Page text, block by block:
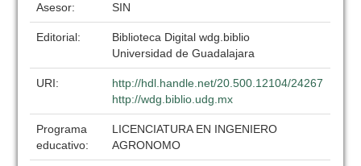
Asesor: SIN
Editorial:
Biblioteca Digital wdg.biblio
Universidad de Guadalajara
URI:
http://hdl.handle.net/20.500.12104/24267
http://wdg.biblio.udg.mx
Programa
educativo:
LICENCIATURA EN INGENIERO
AGRONOMO